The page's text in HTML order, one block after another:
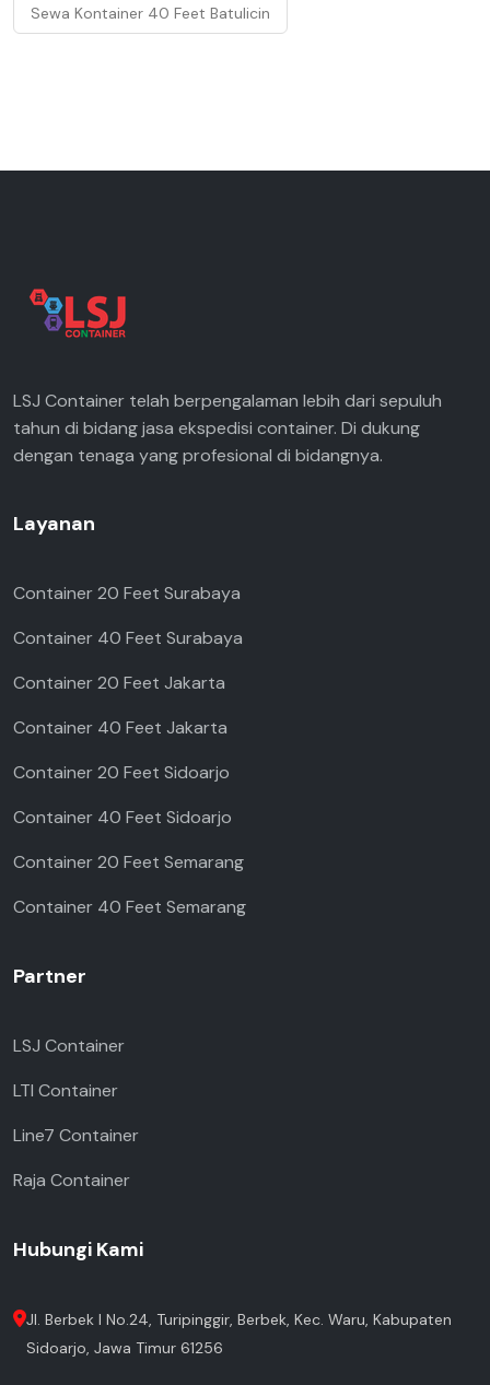
Sewa Kontainer 40 Feet Batulicin
LSJ Container telah berpengalaman lebih dari sepuluh
tahun di bidang jasa ekspedisi container. Di dukung
dengan tenaga yang profesional di bidangnya.
Layanan
Container 20 Feet Surabaya
Container 40 Feet Surabaya
Container 20 Feet Jakarta
Container 40 Feet Jakarta
Container 20 Feet Sidoarjo
Container 40 Feet Sidoarjo
Container 20 Feet Semarang
Container 40 Feet Semarang
Partner
LSJ Container
LTI Container
Line7 Container
Raja Container
Hubungi Kami
Jl. Berbek I No.24, Turipinggir, Berbek, Kec. Waru, Kabupaten
Sidoarjo, Jawa Timur 61256